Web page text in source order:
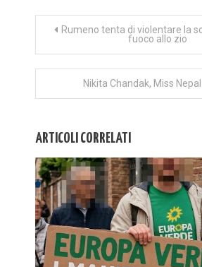
Navigazione
articoli
Rumeno tenta di violentare la
fuoco allo zio
Nikita Chandak, Miss
ARTICOLI CORRELATI